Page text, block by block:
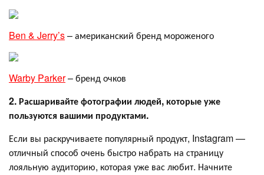
Ben & Jerry’s– американский бренд мороженого
Warby Parker– бренд очков
2. Расшаривайте фотографии людей, которые уже
пользуются вашими продуктами.
Если вы раскручиваете популярный продукт, Instagram —
отличный способ очень быстро набрать на страницу
лояльную аудиторию, которая уже вас любит. Начните